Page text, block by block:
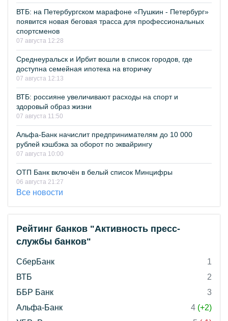
ВТБ: на Петербургском марафоне «Пушкин - Петербург»
появится новая беговая трасса для профессиональных
спортсменов
07 августа 12:28
Среднеуральск и Ирбит вошли в список городов, где
доступна семейная ипотека на вторичку
07 августа 12:13
ВТБ: россияне увеличивают расходы на спорт и
здоровый образ жизни
07 августа 11:50
Альфа-Банк начислит предпринимателям до 10 000
рублей кэшбэка за оборот по эквайрингу
07 августа 10:00
ОТП Банк включён в белый список Минцифры
06 августа 21:27
Все новости
Рейтинг банков "Активность пресс-
службы банков"
СберБанк
1
ВТБ
2
ББР Банк
3
Альфа-Банк
4 (+2)